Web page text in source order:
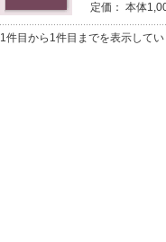
定価： 本体
1件目から1件目までを表示して